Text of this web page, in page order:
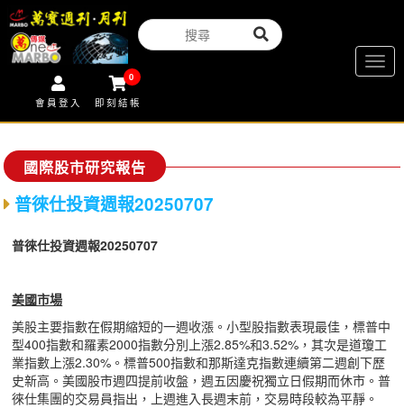
會員登入
0
即刻結帳
國際股市研究報告
普徠仕投資週報20250707
普徠仕投資週報20250707
美國市場
美股主要指數在假期縮短的一週收漲。小型股指數表現最佳，標普中
型400指數和羅素2000指數分別上漲2.85%和3.52%，其次是道瓊工
業指數上漲2.30%。標普500指數和那斯達克指數連續第二週創下歷
史新高。美國股市週四提前收盤，週五因慶祝獨立日假期而休市。普
徠仕集團的交易員指出，上週進入長週末前，交易時段較為平靜。